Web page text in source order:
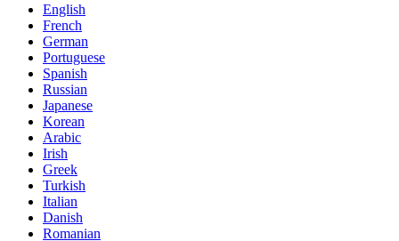
English
French
German
Portuguese
Spanish
Russian
Japanese
Korean
Arabic
Irish
Greek
Turkish
Italian
Danish
Romanian